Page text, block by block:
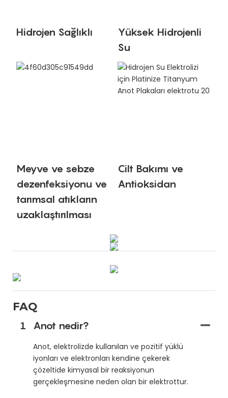
Hidrojen Sağlıklı
Yüksek Hidrojenli
Su
Meyve ve sebze
dezenfeksiyonu ve
tarımsal atıkların
uzaklaştırılması
Cilt Bakımı ve
Antioksidan
FAQ
1 Anot nedir?
Anot, elektrolizde kullanılan ve pozitif yüklü
iyonları ve elektronları kendine çekerek
çözeltide kimyasal bir reaksiyonun
gerçekleşmesine neden olan bir elektrottur.